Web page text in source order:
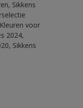
Sikkens
voor
2024,
Sikkens